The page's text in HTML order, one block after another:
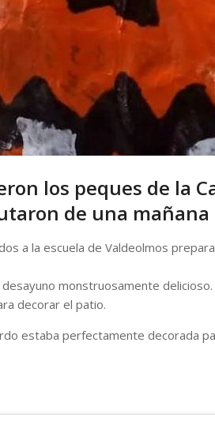
los peques de la
de una
a la escuela de Valdeolmos
monstruosamente
decorar el patio.
estaba perfectamente decorada